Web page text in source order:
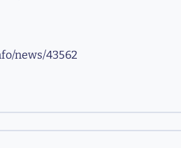
news/43562